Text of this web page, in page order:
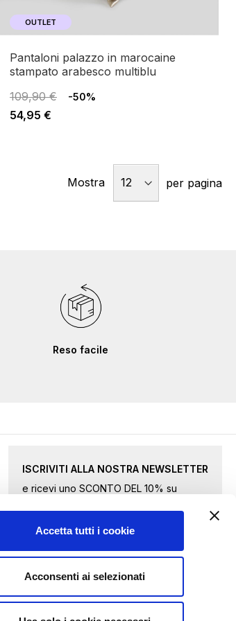
Accetta tutti i cookie
Acconsenti ai selezionati
OUTLET
pantaloni palazzo in marocaine
stampato arabesco multiblu
109,90 €
-50%
54,95 €
Mostra per pagina
Reso facile
ISCRIVITI ALLA NOSTRA NEWSLETTER
e ricevi uno SCONTO DEL 10% su
alla
nostra
Newsletter: